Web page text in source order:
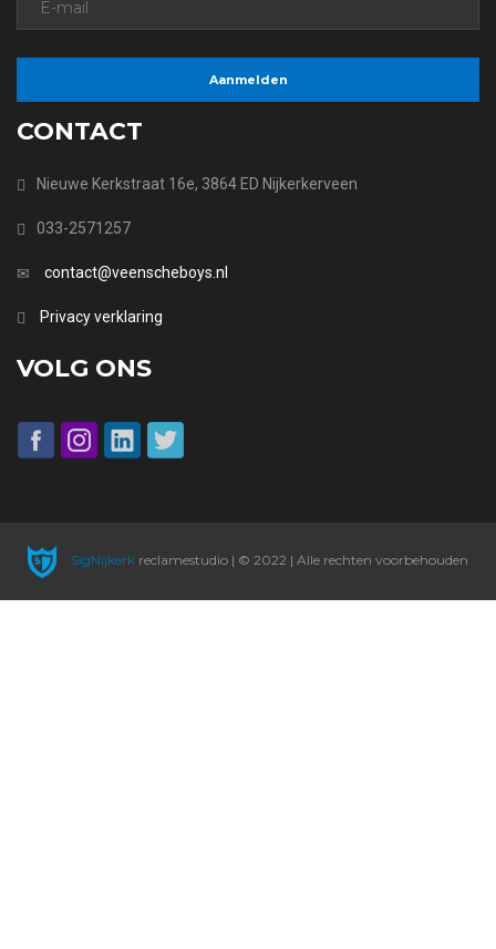
CONTACT
Nieuwe Kerkstraat 16e, 3864 ED Nijkerkerveen
033-2571257
contact@veenscheboys.nl
Privacy verklaring
VOLG ONS
SigNijkerkreclamestudio | © 2022 | Alle rechten voorbehouden